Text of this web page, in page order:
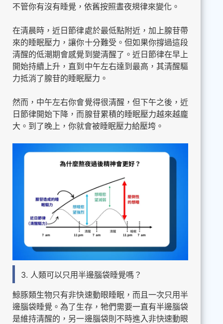
不管你有沒有睡覺，依舊按照晝夜規律來變化。
在清晨時，近日節律處於最低點附近，加上腺苷帶
來的睡眠壓力，讓你十分難受。但如果你撐過這段
清醒的低潮期會感覺到變清醒了。近日節律在早上
開始持續上升，直到中午左右達到最高，其清醒驅
力抵消了腺苷的睡眠壓力。
然而，中午左右你會覺得很清醒，但下午之後，近
日節律開始下降，而腺苷累積的睡眠壓力越來越龐
大。到了晚上，你就會被睡眠壓力給壓垮。
3. 人類可以只用半邊腦袋睡覺嗎？
鯨豚類生物只有非快速動眼睡眠，而且一次只用半
邊腦袋睡覺。為了生存，牠們需要一直有半邊腦袋
是維持清醒的，另一邊腦袋則不時進入非快速動眼